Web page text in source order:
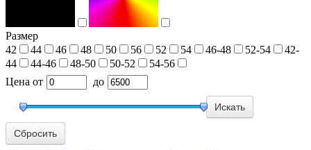
Размер
42
44 46 48 50 56 52 54 46-48 52-54
42-
44
44-46 48-50 50-52
54-56
Цена от до
Сбросить